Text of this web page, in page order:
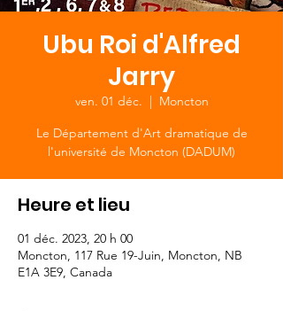
Ubu Roi d'Alfred
Jarry
ven. 01 déc.
  |
Moncton
Le Département d'Art dramatique de
l'université de Moncton (DADUM)
Heure et lieu
01 déc. 2023, 20 h 00
Moncton, 117 Rue 19-Juin, Moncton, NB
E1A 3E9, Canada